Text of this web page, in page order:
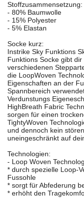
Stoffzusammensetzung:
- 80% Baumwolle
- 15% Polyester
- 5% Elastan
Socke kurz:
Instrike Sky Funktions
Funktions Socke gibt
verschiedenen
die LoopWoven
Eigenschaften an der
Spannbereich
Verdunstungs
HighBreath Fabric
sorgen für einen
TightyWoven
und dennoch kein
uneingeschränkt auf
Technologien:
- Loop Woven
* durch spezielle Loop-
Fussohle
* sorgt für Abfederung
* erhöht den